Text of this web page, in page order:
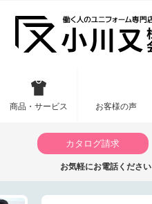
商品・サービス お客様の声
カタログ請求
お気軽にお電話ください